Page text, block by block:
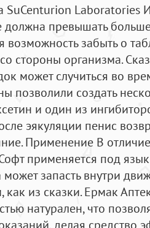
SuCenturion Laboratories
превышать больше
возможность забыть о
стороны организма.
может случиться во
позволили создать
и один из
эякуляции пенис
Применение В
применяется под
запасть внутри
из сказки. Ермак
натурален, что
делая